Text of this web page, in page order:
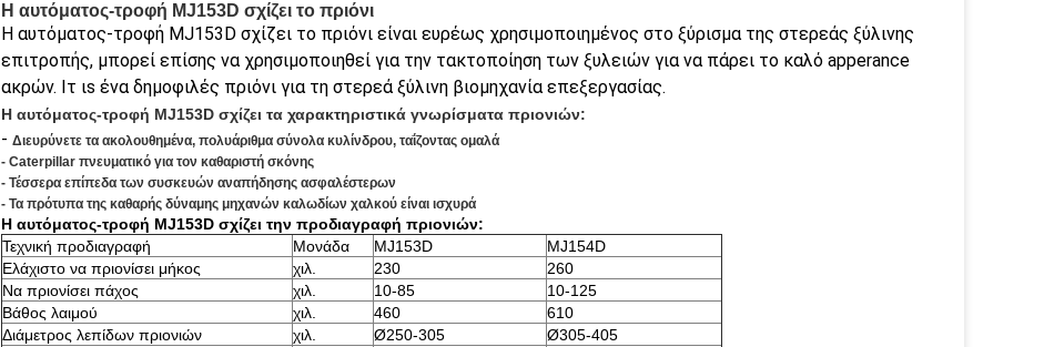
Η αυτόματος-τροφή MJ153D σχίζει το πριόνι
Η αυτόματος-τροφή MJ153D σχίζει το πριόνι είναι ευρέως χρησιμοποιημένος στο ξύρισμα της στερεάς ξύλινης
επιτροπής, μπορεί επίσης να χρησιμοποιηθεί για την τακτοποίηση των ξυλειών για να πάρει το καλό apperance
ακρών. Ιτ ιs ένα δημοφιλές πριόνι για τη στερεά ξύλινη βιομηχανία επεξεργασίας.
Η αυτόματος-τροφή MJ153D σχίζει τα χαρακτηριστικά γνωρίσματα πριονιών:
- Διευρύνετε τα ακολουθημένα, πολυάριθμα σύνολα κυλίνδρου, ταΐζοντας ομαλά
- Caterpillar πνευματικό για τον καθαριστή σκόνης
- Τέσσερα επίπεδα των συσκευών αναπήδησης ασφαλέστερων
- Τα πρότυπα της καθαρής δύναμης μηχανών καλωδίων χαλκού είναι ισχυρά
Η αυτόματος-τροφή MJ153D σχίζει την προδιαγραφή πριονιών:
Τεχνική προδιαγραφή
Μονάδα MJ153D
MJ154D
Ελάχιστο να πριονίσει μήκος
χιλ. 230
260
Να πριονίσει πάχος
χιλ. 10-85
10-125
Βάθος λαιμού
χιλ. 460
610
Διάμετρος λεπίδων πριονιών
χιλ. Ø250-305
Ø305-405